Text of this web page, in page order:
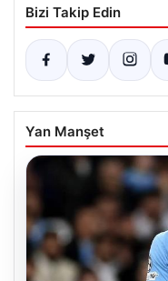
Bizi Takip Edin
Yan Manşet